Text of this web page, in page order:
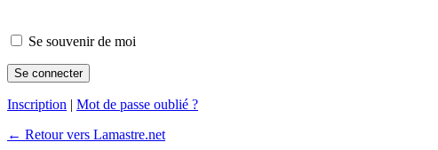
Se souvenir de moi
Inscription | Mot de passe oublié ?
← Retour vers Lamastre.net